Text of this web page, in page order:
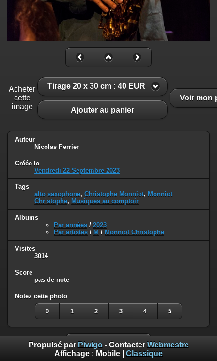
Acheter
cette
image
Tirage 20 x 30 cm : 40 EUR
Ajouter au panier
Voir mon
Auteur
Nicolas Perrier
Créée le
Vendredi 22 Septembre 2023
Tags
alto saxophone, Christophe Monniot, Monniot
Christophe, Musiques au comptoir
Albums
Par années / 2023
Par artistes / M / Monniot Christophe
Visites
3014
Score
pas de note
Notez cette photo
0 1 2 3 4 5
Propulsé par Piwigo- Contacter Webmestre
Affichage : Mobile Classique